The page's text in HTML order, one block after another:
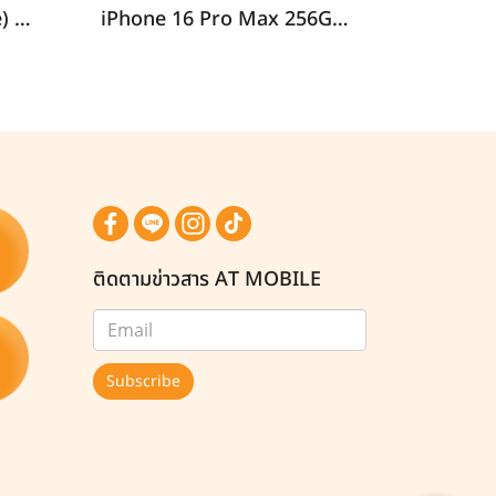
iPhone 17 256GB (Sage) i69264 iPhone 16 Pro Max 256GB (Natural Titanium) i69266
ติดตามข่าวสาร AT MOBILE
Subscribe